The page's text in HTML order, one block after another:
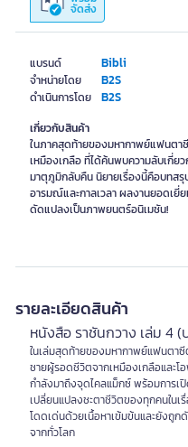
แบรนด์ Bibli
จำหน่ายโดย B2S
ดำเนินการโดย B2S
จัดส่ง
เกี่ยวกับสินค้า
ในภาคสุดท้ายของมหากาพย์แฟนต
เหมืองเกลือ ที่ได้ค้นพบความลับเกี่ย
มาตุภูมิกลับคืน นิยายเรื่องนี้คือบทส
อารมณ์และกาลเวลา ผลงานยอดเยี่
ดัดแปลงเป็นภาพยนตร์อนิเมชัน!
รายละเอียดสินค้า
หนังสือ ราชันกวาง เล่ม 4
ในเล่มสุดท้ายของมหากาพย์แฟนตาซี
ชายผู้รอดชีวิตจากเหมืองเกลือและ
กำลังมาถึงจุดไคลแม็กซ์ พร้อมการเ
เปลี่ยนแปลงชะตาชีวิตของทุกคนในเ
โดดเด่นด้วยเนื้อหาเข้มข้นและยังถู
จากทั่วโลก